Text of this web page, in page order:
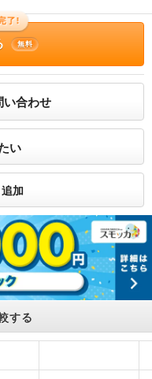
￥60000が契約時必要。駐車場
/ruumサポート費用（月額）1980
託料：２２，０００円／月額保
場 : 有（敷地内) 敷地内2200円
せん。
了!
無料
い合わせ
い
加
する